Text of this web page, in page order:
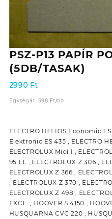
PSZ-P13 PAPÍR
(5DB/TASAK)
2990 Ft
Egységár: 598 Ft/db
ELECTRO HELIOS Economic
Elektronic ES 435 , ELECTRO
ELECTROLUX Midi I ,
95 EL , ELECTROLUX Z 306 ,
ELECTROLUX Z 366 ,
, ELECTROLUX Z 370 ,
ELECTROLUX Z 498 ,
EXCL. , HOOVER S 4150 ,
HUSQUARNA CVC 220 ,